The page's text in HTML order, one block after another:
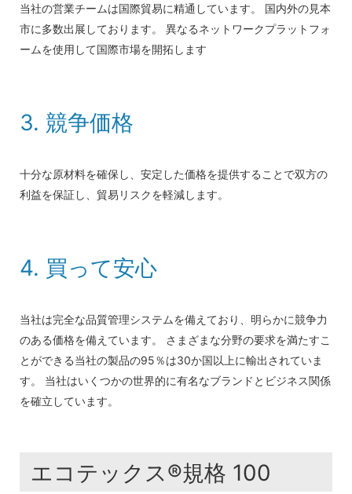
当社の営業チームは国際貿易に精通しています。 国内外の見本
市に多数出展しております。 異なるネットワークプラットフォ
ームを使用して国際市場を開拓します
3. 競争価格
十分な原材料を確保し、安定した価格を提供することで双方の
利益を保証し、貿易リスクを軽減します。
4. 買って安心
当社は完全な品質管理システムを備えており、明らかに競争力
のある価格を備えています。 さまざまな分野の要求を満たすこ
とができる当社の製品の95％は30か国以上に輸出されていま
す。 当社はいくつかの世界的に有名なブランドとビジネス関係
を確立しています。
エコテックス®規格 100